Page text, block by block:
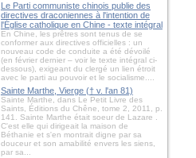
Le Parti communiste chinois publie des
directives draconiennes à l'intention de
l'Église catholique en Chine - texte intégral
En Chine, les prêtres sont tenus de se
conformer aux directives officielles : un
nouveau code de conduite a été dévoilé
(en février dernier – voir le texte intégral ci-
dessous), exigeant du clergé un lien étroit
avec le parti au pouvoir et le socialisme....
Sainte Marthe, Vierge († v. l'an 81)
Sainte Marthe, dans Le Petit Livre des
Saints, Éditions du Chêne, tome 2, 2011, p.
141. Sainte Marthe était soeur de Lazare .
C'est elle qui dirigeait la maison de
Béthanie et s'en montrait digne par sa
douceur et son amabilité envers les siens,
par sa...